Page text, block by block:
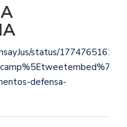
Justicia
April 1, 2024
status/
defensa-